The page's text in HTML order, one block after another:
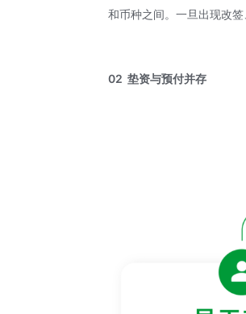
和币种之间。一旦出现改
02 垫资与预付并存